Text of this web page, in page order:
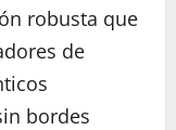
robusta que
de
bordes